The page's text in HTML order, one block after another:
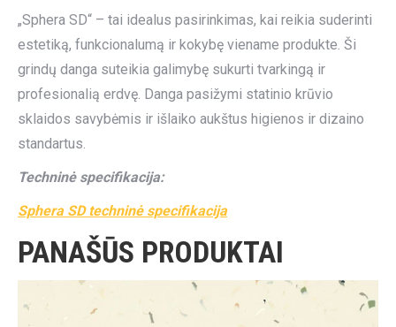
„Sphera SD“ – tai idealus pasirinkimas, kai reikia suderinti
estetiką, funkcionalumą ir kokybę viename produkte. Ši
grindų danga suteikia galimybę sukurti tvarkingą ir
profesionalią erdvę. Danga pasižymi statinio krūvio
sklaidos savybėmis ir išlaiko aukštus higienos ir dizaino
standartus.
Techninė specifikacija:
Sphera SD techninė specifikacija
PANAŠŪS PRODUKTAI